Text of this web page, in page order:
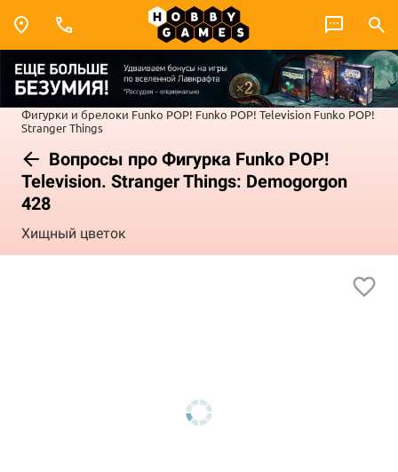
Фигурки и брелоки Funko POP! Funko POP! Television Funko POP!
Stranger Things
Вопросы про Фигурка Funko POP!
Television. Stranger Things: Demogorgon
428
Хищный цветок